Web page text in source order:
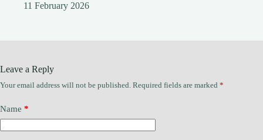
11 February 2026
Leave a Reply
Your email address will not be published. Required fields are marked *
Name *